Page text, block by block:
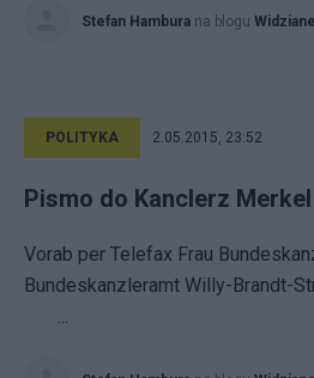
Stefan Hambura na blogu
POLITYKA 2.05.2015, 23:52
Pismo do Kanclerz
Vorab per Telefax Frau
Bundeskanzleramt Willy-Brandt-
...